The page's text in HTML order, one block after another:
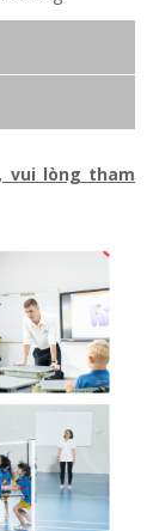
vui lòng tham